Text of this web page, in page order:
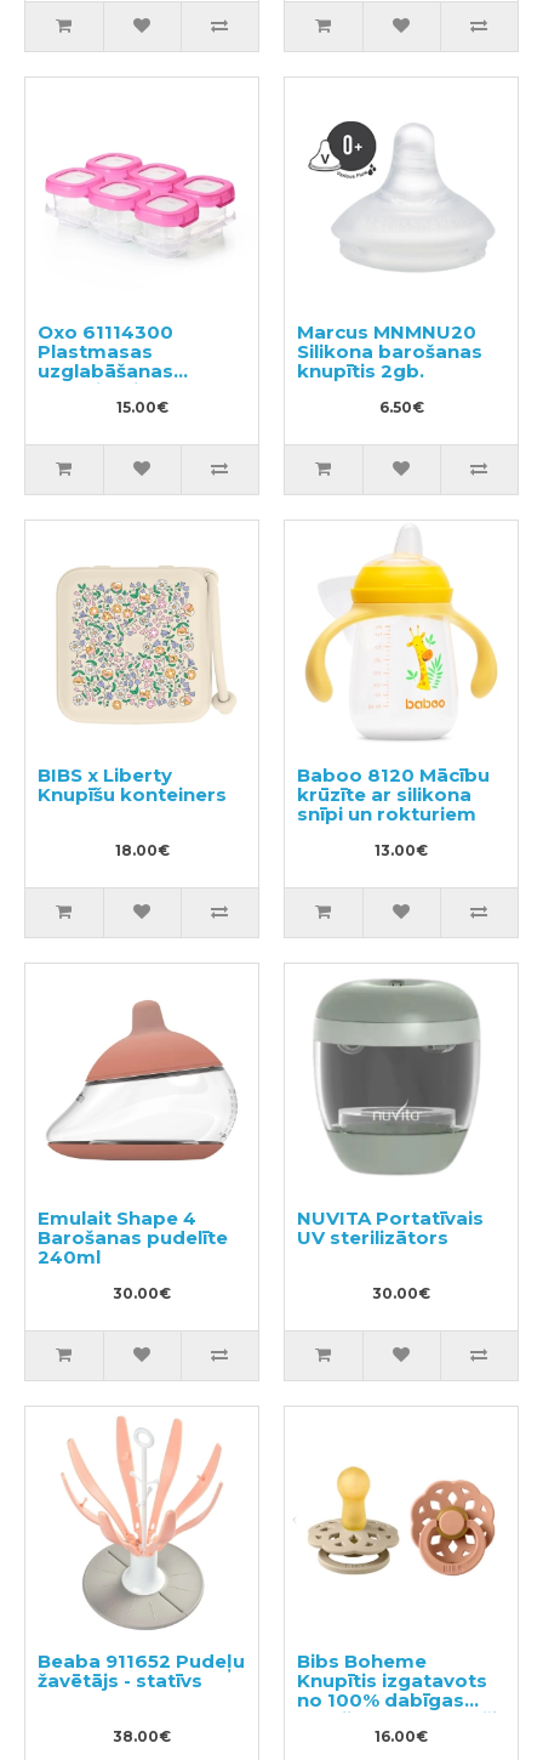
Oxo 61114300
Plastmasas
uzglabāšanas
konteineri
15.00€
Marcus MNMNU20
Silikona barošanas
knupītis 2gb.
6.50€
BIBS x Liberty
Knupīšu konteiners
18.00€
Baboo 8120 Mācību
krūzīte ar silikona
snīpi un rokturiem
13.00€
Emulait Shape 4
Barošanas pudelīte
240ml
30.00€
NUVITA Portatīvais
UV sterilizātors
30.00€
Beaba 911652 Pudeļu
žavētājs - statīvs
38.00€
Bibs Boheme
Knupītis izgatavots
no 100% dabīgas
gumijas 6-18 mēneši
16.00€